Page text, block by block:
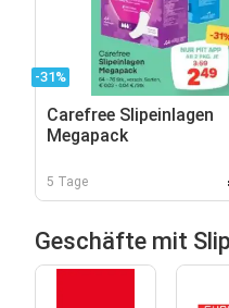
-31%
Carefree Slipeinlagen
Megapack
5 Tage
Geschäfte mit